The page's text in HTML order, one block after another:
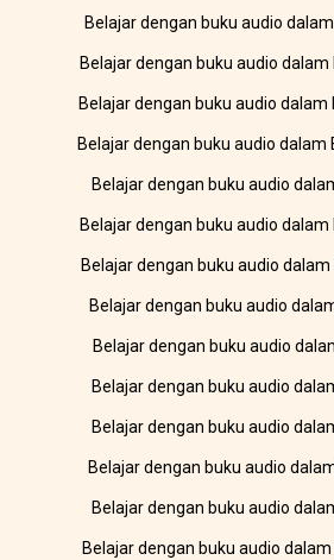
Belajar dengan buku audio
Belajar dengan buku audio dalam
Belajar dengan buku audio dalam
Belajar dengan buku audio dalam
Belajar dengan buku audio
Belajar dengan buku audio
Belajar dengan buku audio
Belajar dengan buku audio
Belajar dengan buku audio
Belajar dengan buku audio
Belajar dengan buku audio
Belajar dengan buku audio
Belajar dengan buku audio
Belajar dengan buku audio